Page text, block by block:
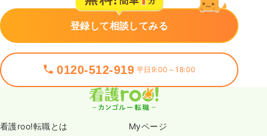
登録して相談してみる
0120-512-919 平日9:00～18:00
看護roo!転職とは Myページ